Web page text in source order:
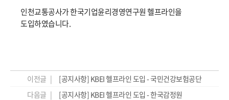
인천교통공사가 한국기업윤리경영연구원 헬프라인을
도입하였습니다.
이전글 |
[공지사항] KBEI 헬프라인 도입 - 국민건강보험공단
다음글 |
[공지사항] KBEI 헬프라인 도입 - 한국감정원